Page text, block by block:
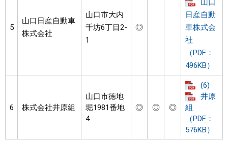
5
山口日産自動車
株式会社
山口市大内
千坊6丁目2-
1
◎
山口
日産自動
車株式会
社
（PDF：
496KB）
6 株式会社井原組
山口市徳地
堀1981番地
4
◎ ◎ ◎
(6)
井原
組
（PDF：
576KB）